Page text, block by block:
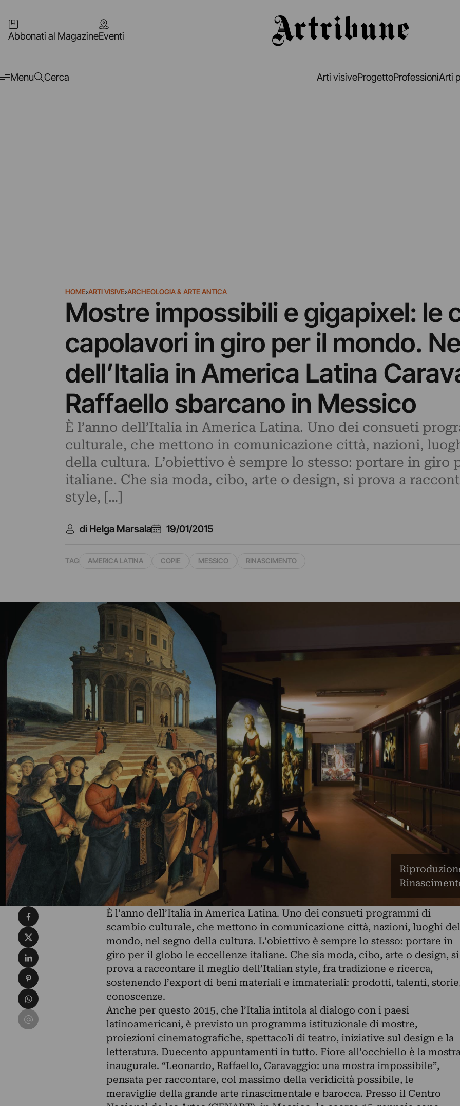
Abbonati al MagazineEventi
Menu Cerca Arti visiveProgettoProfessioniArti
HOME›ARTI VISIVE›ARCHEOLOGIA & ARTE ANTICA
Mostre impossibili e gigapixel: le
capolavori in giro per il mondo.
dell’Italia in America Latina
Raffaello sbarcano in Messico
È l’anno dell’Italia in America Latina. Uno dei consueti
culturale, che mettono in comunicazione città, nazioni,
della cultura. L’obiettivo è sempre lo stesso: portare in giro
italiane. Che sia moda, cibo, arte o design, si prova a
style, […]
di Helga Marsala 19/01/2015
TAG AMERICA LATINA COPIE MESSICO RINASCIMENTO
È l’anno dell’Italia in America Latina. Uno dei consueti programmi di
scambio culturale, che mettono in comunicazione città, nazioni, luoghi del
mondo, nel segno della cultura. L’obiettivo è sempre lo stesso: portare in
giro per il globo le eccellenze italiane. Che sia moda, cibo, arte o design, si
prova a raccontare il meglio dell’Italian style, fra tradizione e ricerca,
sostenendo l’export di beni materiali e immateriali: prodotti, talenti,
conoscenze.
Anche per questo 2015, che l’Italia intitola al dialogo con i paesi
latinoamericani, è previsto un programma istituzionale di mostre,
proiezioni cinematografiche, spettacoli di teatro, iniziative sul design e la
letteratura. Duecento appuntamenti in tutto. Fiore all’occhiello è la
inaugurale. “Leonardo, Raffaello, Caravaggio: una mostra impossibile”,
pensata per raccontare, col massimo della veridicità possibile, le
meraviglie della grande arte rinascimentale e barocca. Presso il Centro
Condividi su Facebook
Condividi su X
Condividi su LinkedIn
Condividi su Pinterest
Condividi su WhatsApp
Condividi su Email